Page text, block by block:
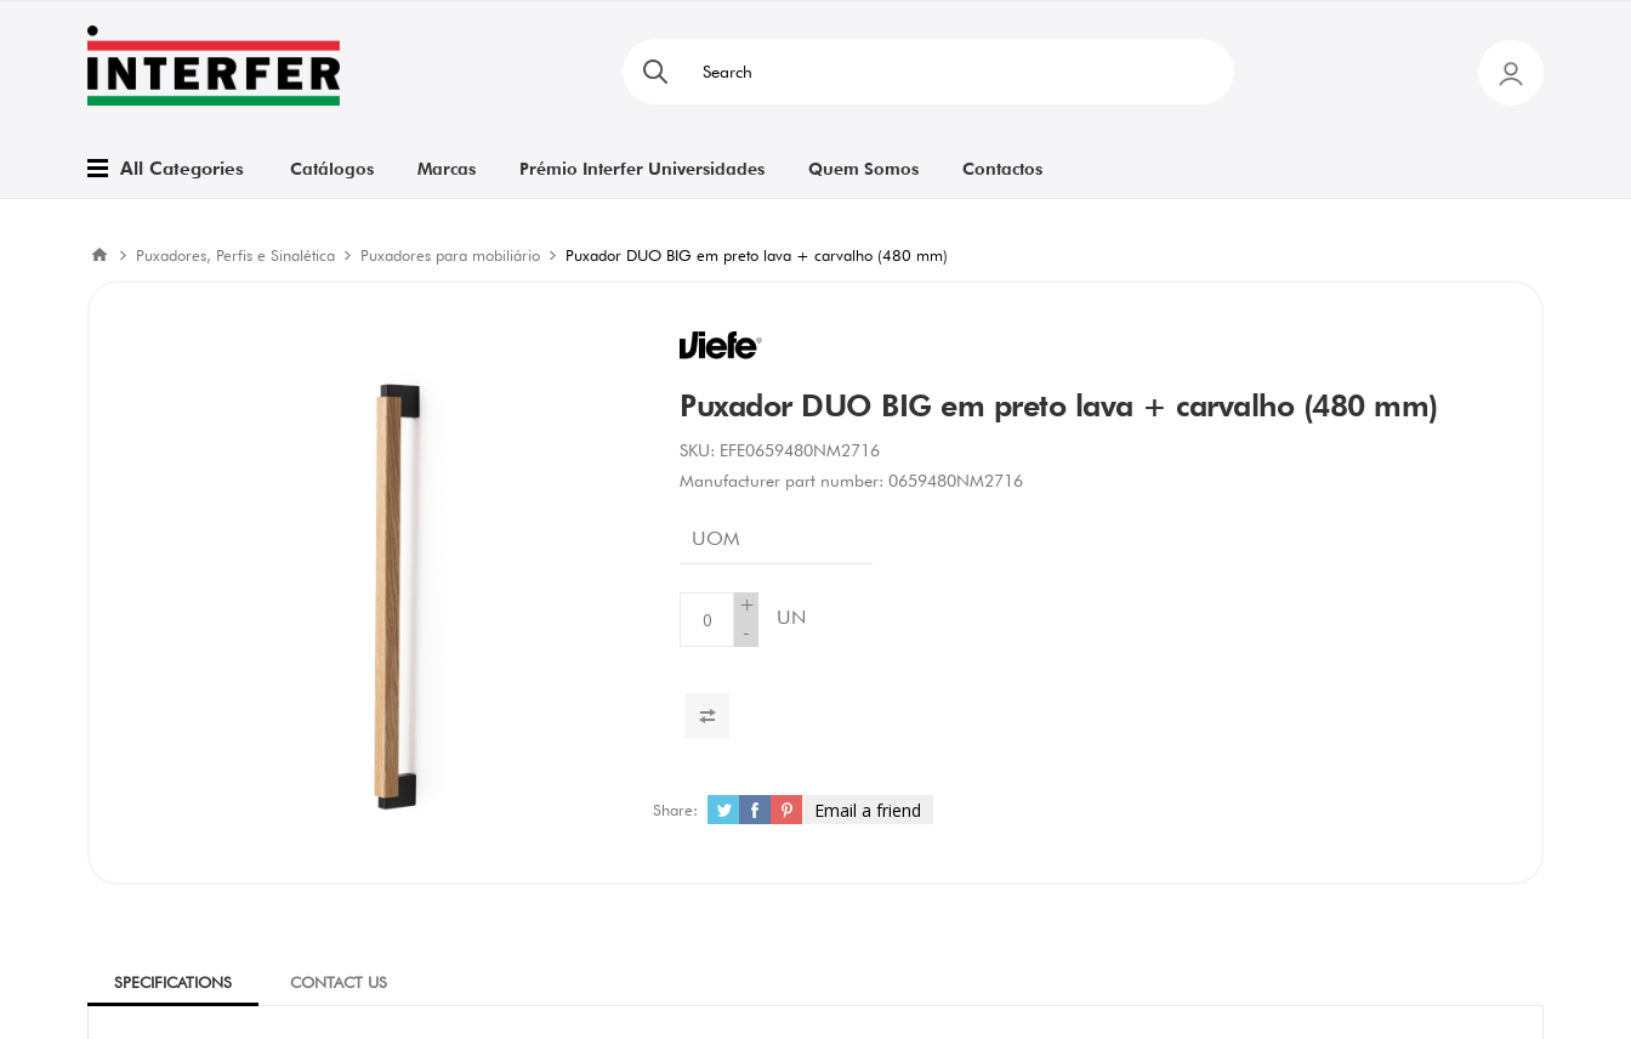
All Categories Catálogos Marcas Prémio Interfer Universidades Quem Somos Contactos
Puxadores, Perfis e Sinalética Puxadores para mobiliário Puxador DUO BIG em preto lava + carvalho (480 mm)
Puxador DUO BIG em preto lava + carvalho (480 mm)
SKU: EFE0659480NM2716
Manufacturer part number: 0659480NM2716
UOM
+
-
UN
Share: Email a friend
SPECIFICATIONS CONTACT US